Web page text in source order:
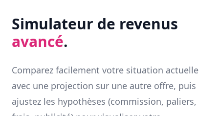
Simulateur de revenus
avancé.
Comparez facilement votre situation actuelle
avec une projection sur une autre offre, puis
ajustez les hypothèses (commission, paliers,